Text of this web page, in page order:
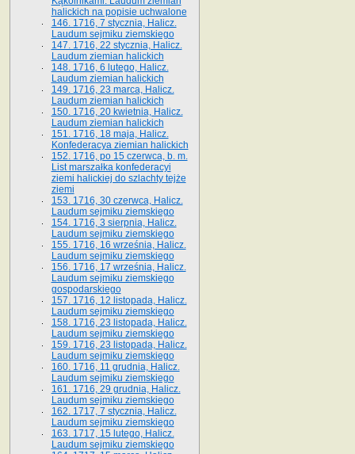
halickich na popisie uchwalone
146. 1716, 7 stycznia, Halicz.
Laudum sejmiku ziemskiego
147. 1716, 22 stycznia, Halicz.
Laudum ziemian halickich
148. 1716, 6 lutego, Halicz.
Laudum ziemian halickich
149. 1716, 23 marca, Halicz.
Laudum ziemian halickich
150. 1716, 20 kwietnia, Halicz.
Laudum ziemian halickich
151. 1716, 18 maja, Halicz.
Konfederacya ziemian halickich
152. 1716, po 15 czerwca, b. m.
List marszałka konfederacyi
ziemi halickiej do szlachty tejże
ziemi
153. 1716, 30 czerwca, Halicz.
Laudum sejmiku ziemskiego
154. 1716, 3 sierpnia, Halicz.
Laudum sejmiku ziemskiego
155. 1716, 16 września, Halicz.
Laudum sejmiku ziemskiego
156. 1716, 17 września, Halicz.
Laudum sejmiku ziemskiego
gospodarskiego
157. 1716, 12 listopada, Halicz.
Laudum sejmiku ziemskiego
158. 1716, 23 listopada, Halicz.
Laudum sejmiku ziemskiego
159. 1716, 23 listopada, Halicz.
Laudum sejmiku ziemskiego
160. 1716, 11 grudnia, Halicz.
Laudum sejmiku ziemskiego
161. 1716, 29 grudnia, Halicz.
Laudum sejmiku ziemskiego
162. 1717, 7 stycznia, Halicz.
Laudum sejmiku ziemskiego
163. 1717, 15 lutego, Halicz.
Laudum sejmiku ziemskiego